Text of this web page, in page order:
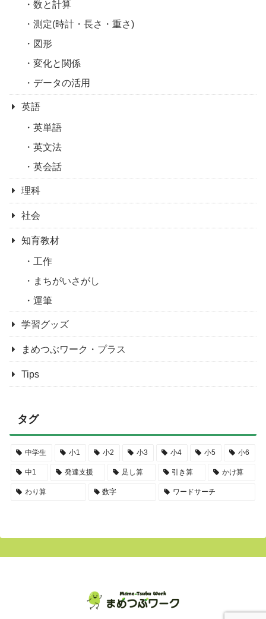
数と計算
測定(時計・長さ・重さ)
図形
変化と関係
データの活用
英語
英単語
英文法
英会話
理科
社会
知育教材
工作
まちがいさがし
運筆
学習グッズ
まめつぶワーク・プラス
Tips
タグ
中学生 小1 小2 小3 小4 小5 小6
中1 発達支援 足し算 引き算 かけ算
わり算 数字 ワードサーチ